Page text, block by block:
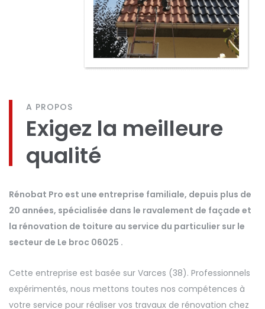
A PROPOS
Exigez la meilleure
qualité
Rénobat Pro est une entreprise familiale, depuis plus de
20 années, spécialisée dans le ravalement de façade et
la rénovation de toiture au service du particulier sur le
secteur de Le broc 06025 .
Cette entreprise est basée sur Varces (38). Professionnels
expérimentés, nous mettons toutes nos compétences à
votre service pour réaliser vos travaux de rénovation chez